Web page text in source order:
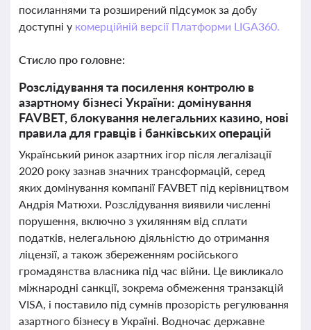
посиланнями та розширений підсумок за добу
доступні у комерційній версії Платформи LIGA360.
Стисло про головне:
Розслідування та посилення контролю в
азартному бізнесі України: домінування
FAVBET, блокування нелегальних казино, нові
правила для гравців і банківських операцій
Український ринок азартних ігор після легалізації
2020 року зазнав значних трансформацій, серед
яких домінування компанії FAVBET під керівництвом
Андрія Матюхи. Розслідування виявили численні
порушення, включно з ухилянням від сплати
податків, нелегальною діяльністю до отримання
ліцензії, а також збереженням російського
громадянства власника під час війни. Це викликало
міжнародні санкції, зокрема обмеження транзакцій
VISA, і поставило під сумнів прозорість регулювання
азартного бізнесу в Україні. Водночас державне